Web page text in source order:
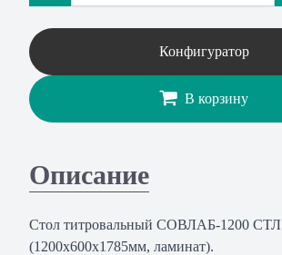
Конфигуратор
В корзину
Описание
Стол титровальный СОВЛАБ-1200 СТЛ
(1200х600х1785мм, ламинат).